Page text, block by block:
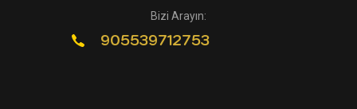
Bizi Arayın:
905539712753